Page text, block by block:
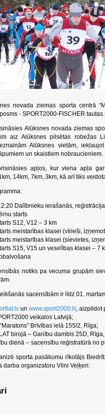
novada ziemas sporta centrā
- SPORT2000-FISCHER tautas
Alūksnes novada ziemas
aiz Alūksnes pilsētas robežas
Alūksnes vietām,
un skaistiem nobraucieniem.
apļos, kur viena apļa
14km, 7km, 3km, kā arī tiks
Dalībnieku ierašanās,
starts
S12, V12 – 3 km
meistarības klasei (vīrieši,
meistarības klasei (sievietes,
S15, V15 un veselības klasei – 7
notiks pa vecuma grupām
sacensībām ir līdz 01.
un www.sport2000.lv, aizpildot
veikalos Latvijā;
Brīvības ielā 155/2, Rīga;
birojā – Ganību dambis 25D, Rīga,
dienā – sacensību reģistratūrā no
sporta pasākumu rīkotājs
darba organizatoru Vilni Veļķeri.